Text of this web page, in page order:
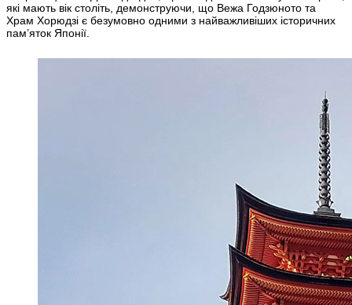
які мають вік століть, демонструючи, що Вежа Годзюното та
Храм Хорюдзі є безумовно одними з найважливіших історичних
пам’яток Японії.